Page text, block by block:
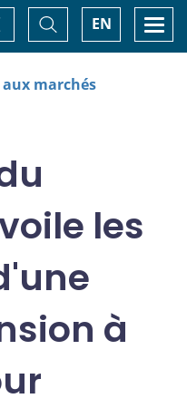
EN
Basculer
la
recherche
aux marchés
les
à